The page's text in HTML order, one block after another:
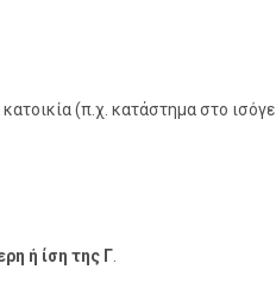
(π.χ. κατάστημα στο
ή ίση της Γ.